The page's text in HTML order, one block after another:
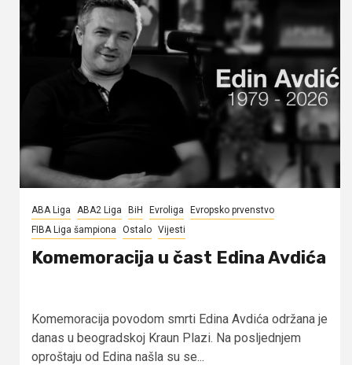
ABA Liga ABA2 Liga BiH Evroliga
Evropsko prvenstvo
FIBA Liga šampiona
Ostalo Vijesti
Komemoracija u čast Edina Avdića
Komemoracija povodom smrti Edina Avdića održana je
danas u beogradskoj Kraun Plazi. Na posljednjem
oproštaju od Edina našla su se...